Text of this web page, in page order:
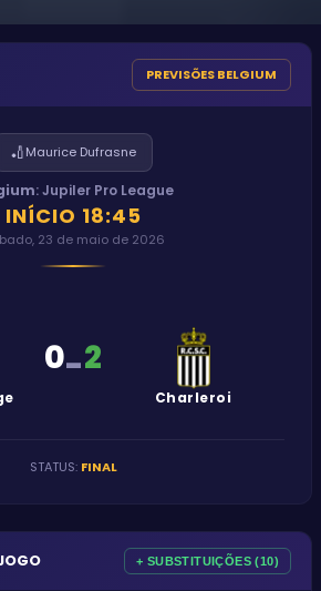
PREVISÕES BELGIUM
🏏Maurice Dufrasne
:Jupiler Pro League
INÍCIO 18:45
23 de maio de 2026
0-2
Charleroi
STATUS: FINAL
+ SUBSTITUIÇÕES (10)